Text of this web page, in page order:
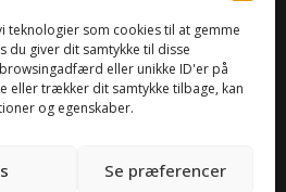
teknologier som cookies til at gemme
du giver dit samtykke til disse
eller unikke ID'er på
eller trækker dit samtykke tilbage, kan
og egenskaber.
Se præferencer